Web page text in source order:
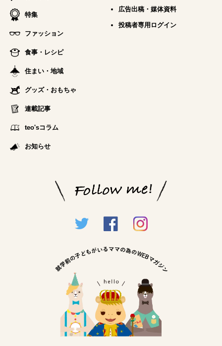
特集
ファッション
食事・レシピ
住まい・地域
グッズ・おもちゃ
連載記事
teo'sコラム
お知らせ
広告出稿・媒体資料
投稿者専用ログイン